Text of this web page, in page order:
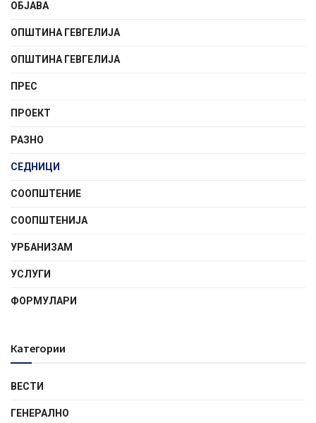
ОБЈАВА
ОПШТИНА ГЕВГЕЛИЈА
ОПШТИНА ГЕВГЕЛИЈА
ПРЕС
ПРОЕКТ
РАЗНО
СЕДНИЦИ
СООПШТЕНИE
СООПШТЕНИЈА
УРБАНИЗАМ
УСЛУГИ
ФОРМУЛАРИ
Категории
ВЕСТИ
ГЕНЕРАЛНО